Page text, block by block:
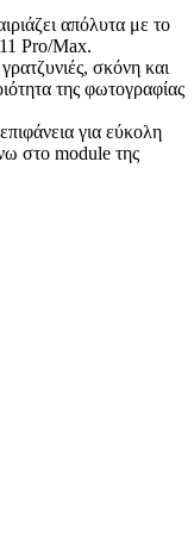
απόλυτα με το
Pro/Max.
σκόνη και
της φωτογραφίας
για εύκολη
στο module της